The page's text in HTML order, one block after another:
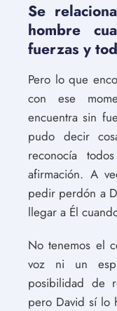
Se
hombre
fuerzas y
Pero lo que
con ese
encuentra sin
pudo decir
reconocía
afirmación. A
pedir perdón a
llegar a Él
No tenemos el
voz ni un
posibilidad de
pero David sí lo